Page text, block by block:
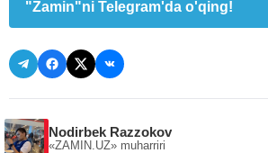
"Zamin"ni Telegram'da o'qing!
Nodirbek Razzokov
«ZAMIN.UZ» muharriri